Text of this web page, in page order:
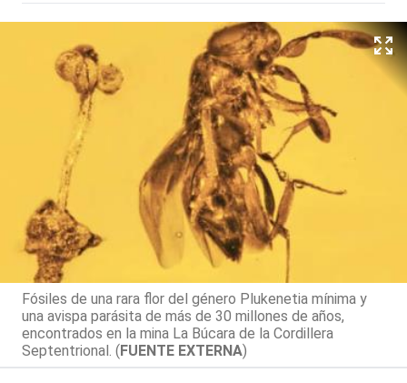
Fósiles de una rara flor del género Plukenetia mínima y
una avispa parásita de más de 30 millones de años,
encontrados en la mina La Búcara de la Cordillera
Septentrional. (FUENTE EXTERNA)